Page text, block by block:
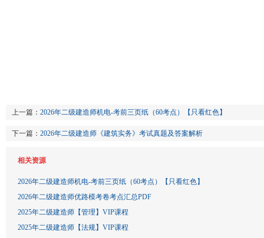
上一篇： 2026年二级建造师机电-考前三页纸（60考点）【只看红色】
下一篇： 2026年二级建造师《建筑实务》考试真题及答案解析
相关资源
2026年二级建造师机电-考前三页纸（60考点）【只看红色】
2026年二级建造师优路模考卷考点汇总PDF
2025年二级建造师【管理】VIP课程
2025年二级建造师【法规】VIP课程